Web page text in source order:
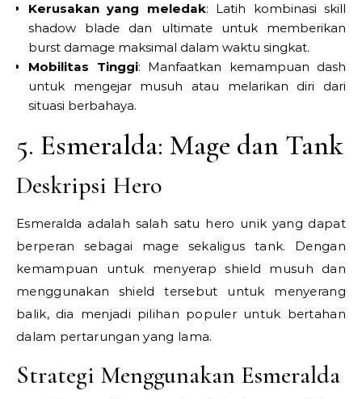
Kerusakan yang meledak: Latih kombinasi skill
shadow blade dan ultimate untuk memberikan
burst damage maksimal dalam waktu singkat.
Mobilitas Tinggi: Manfaatkan kemampuan dash
untuk mengejar musuh atau melarikan diri dari
situasi berbahaya.
5. Esmeralda: Mage dan Tank
Deskripsi Hero
Esmeralda adalah salah satu hero unik yang dapat
berperan sebagai mage sekaligus tank. Dengan
kemampuan untuk menyerap shield musuh dan
menggunakan shield tersebut untuk menyerang
balik, dia menjadi pilihan populer untuk bertahan
dalam pertarungan yang lama.
Strategi Menggunakan Esmeralda